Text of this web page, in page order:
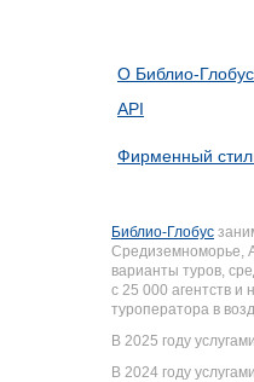
О Библио-Глобус
API
Фирменный
Библио-Глобус
Средиземноморье,
варианты туров,
с 25 000 агентств
туроператора в
В 2025 году
В 2024 году